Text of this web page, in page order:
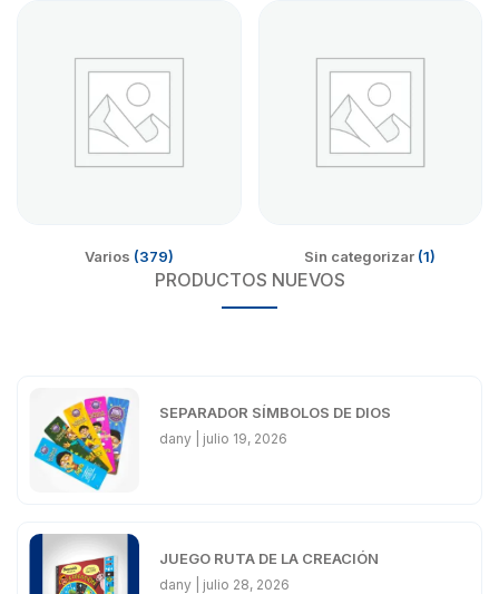
Varios (379) Sin categorizar (1)
PRODUCTOS NUEVOS
SEPARADOR SÍMBOLOS DE DIOS
dany julio 19, 2026
JUEGO RUTA DE LA CREACIÓN
dany julio 28, 2026